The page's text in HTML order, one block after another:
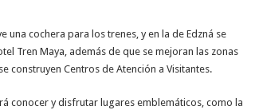
una cochera para los trenes, y en la de Edzná se
Tren Maya, además de que se mejoran las zonas
construyen Centros de Atención a Visitantes.
conocer y disfrutar lugares emblemáticos, como la